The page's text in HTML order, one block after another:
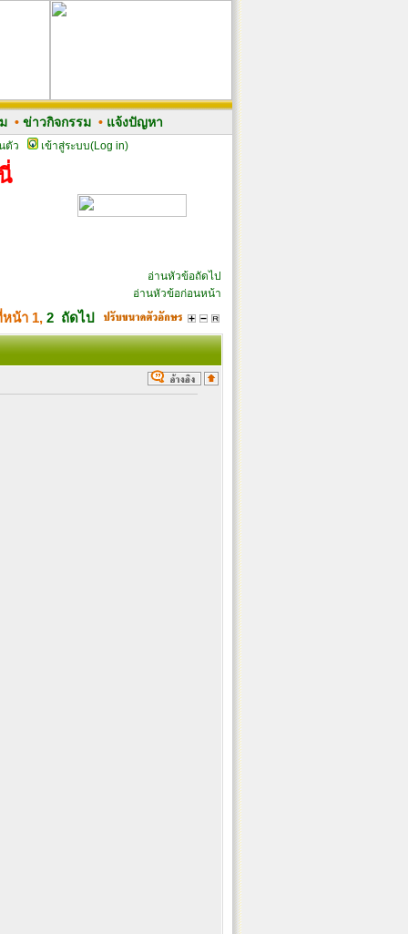
• ข่าวกิจกรรม• แจ้งปัญหา
ตัว เข้าสู่ระบบ(Log in)
อ่านหัวข้อถัดไป
อ่านหัวข้อก่อนหน้า
น้า 1, 2 ถัดไป